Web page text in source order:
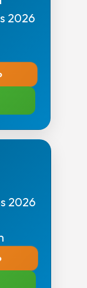
2026
2026